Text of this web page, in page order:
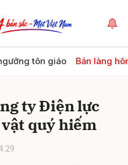
tôn giáo Bản làng
ty Điện lực
quý hiếm